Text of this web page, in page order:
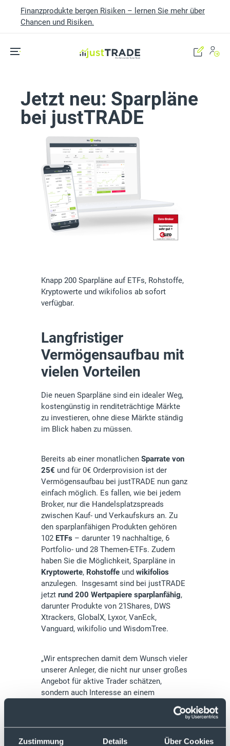
Zustimmung Details Über Cookies
Finanzprodukte bergen Risiken – lernen Sie mehr über
Chancen und Risiken.
Jetzt neu: Sparpläne
bei justTRADE
Knapp 200 Sparpläne auf ETFs, Rohstoffe,
Kryptowerte und wikifolios ab sofort
verfügbar.
Langfristiger
Vermögensaufbau mit
vielen Vorteilen
Die neuen Sparpläne sind ein idealer Weg,
kostengünstig in renditeträchtige Märkte
zu investieren, ohne diese Märkte ständig
im Blick haben zu müssen.
Bereits ab einer monatlichen Sparrate von
25€ und für 0€ Orderprovision ist der
Vermögensaufbau bei justTRADE nun ganz
einfach möglich. Es fallen, wie bei jedem
Broker, nur die Handelsplatzspreads
zwischen Kauf- und Verkaufskurs an. Zu
den sparplanfähigen Produkten gehören
102 ETFs – darunter 19 nachhaltige, 6
Portfolio- und 28 Themen-ETFs. Zudem
haben Sie die Möglichkeit, Sparpläne in
Kryptowerte, Rohstoffe und wikifolios
anzulegen. Insgesamt sind bei justTRADE
jetzt rund 200 Wertpapiere sparplanfähig,
darunter Produkte von 21Shares, DWS
Xtrackers, GlobalX, Lyxor, VanEck,
Vanguard, wikifolio und WisdomTree.
„Wir entsprechen damit dem Wunsch vieler
unserer Anleger, die nicht nur unser großes
Angebot für aktive Trader schätzen,
sondern auch Interesse an einem
haben.“,
Geschäftsführer von justTRADE.